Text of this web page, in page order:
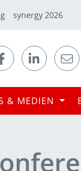
synergy 2026
& MEDIEN